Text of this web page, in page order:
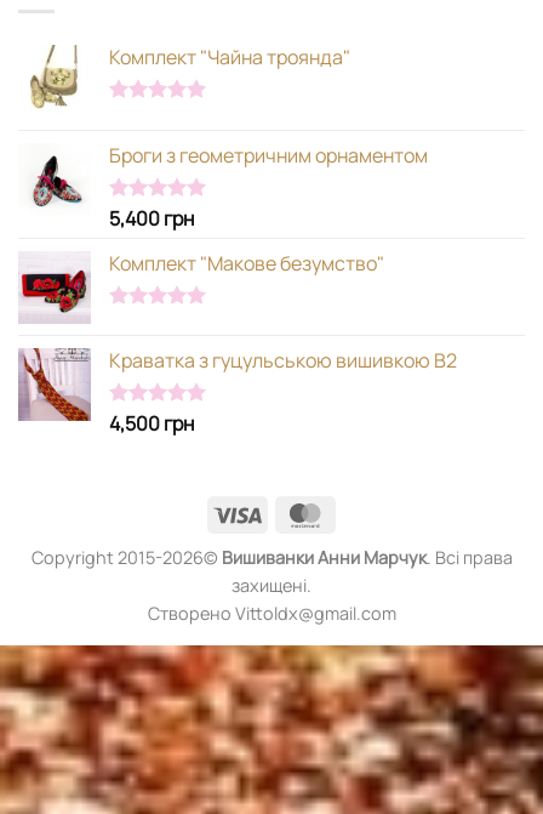
Комплект "Чайна троянда"
Броги з геометричним орнаментом
Оцінено в
5.00
з 5
5,400грн
Комплект "Макове безумство"
Краватка з гуцульською вишивкою В2
Оцінено в
5.00
з 5
4,500грн
Visa
Copyright 2015-2026© ВишиванкиАнни Марчук. Всі права
захищені.
Створено Vittoldx@gmail.com